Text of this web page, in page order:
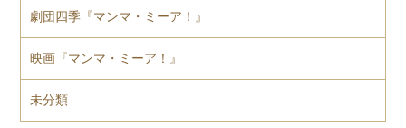
劇団四季『マンマ・ミーア！』
映画『マンマ・ミーア！』
未分類